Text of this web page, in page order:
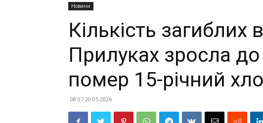
Новини
Кількість загиблих
Прилуках зросла до
помер 15-річний
08:07 20.05.2026